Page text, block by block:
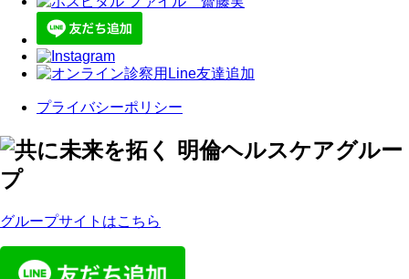
プライバシーポリシー
グループサイトはこちら